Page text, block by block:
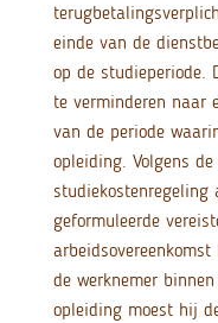
einde van de
op de studieperiode.
te verminderen naar
van de periode
opleiding. Volgens
studiekostenregeling
geformuleerde
de werknemer
opleiding moest hij